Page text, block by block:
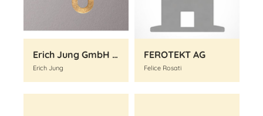
Erich Jung GmbH / Architektur, Planung, Realisation
Erich Jung
FEROTEKT AG
Felice Rosati